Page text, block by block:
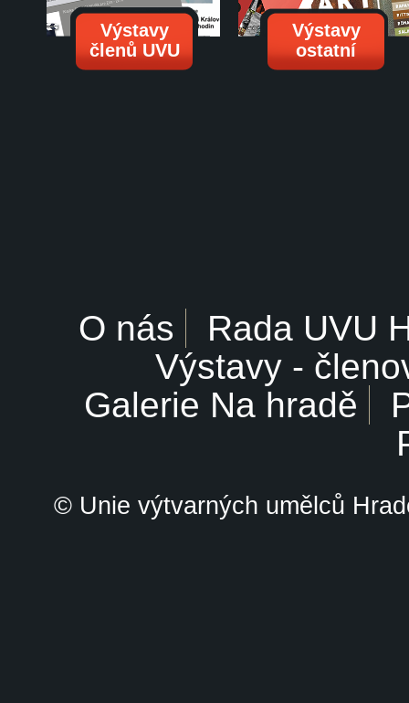
Výstavy
členů UVU
Výstavy
ostatní
O nás
Rada UVU
Výstavy -
Galerie Na hradě
© Unie výtvarných umělců